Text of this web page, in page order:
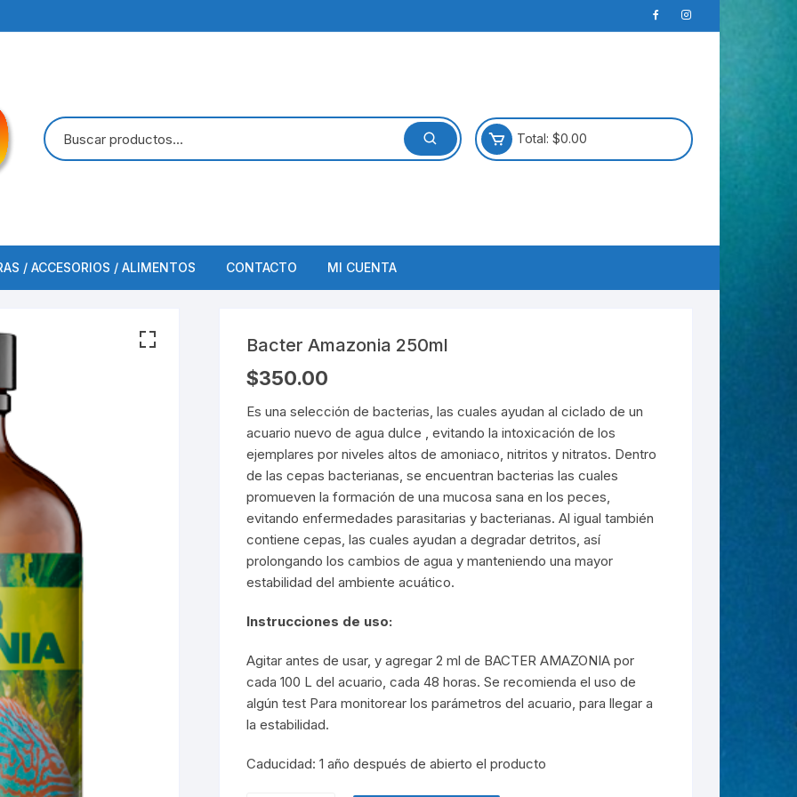
Total: $0.00
/ ACCESORIOS / ALIMENTOS CONTACTO MI CUENTA
Bacter Amazonia 250ml
$350.00
Es una selección de bacterias, las cuales ayudan al ciclado de un
acuario nuevo de agua dulce , evitando la intoxicación de los
ejemplares por niveles altos de amoniaco, nitritos y nitratos. Dentro
de las cepas bacterianas, se encuentran bacterias las cuales
promueven la formación de una mucosa sana en los peces,
evitando enfermedades parasitarias y bacterianas. Al igual también
contiene cepas, las cuales ayudan a degradar detritos, así
prolongando los cambios de agua y manteniendo una mayor
estabilidad del ambiente acuático.
Instrucciones de uso:
Agitar antes de usar, y agregar 2 ml de BACTER AMAZONIA por
cada 100 L del acuario, cada 48 horas. Se recomienda el uso de
algún test Para monitorear los parámetros del acuario, para llegar a
la estabilidad.
Caducidad: 1 año después de abierto el producto